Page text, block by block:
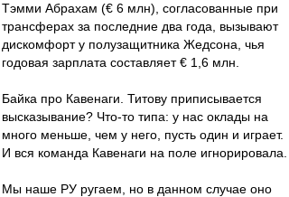
Тэмми Абрахам (€ 6 млн), согласованные при
трансферах за последние два года, вызывают
дискомфорт у полузащитника Жедсона, чья
годовая зарплата составляет € 1,6 млн.
Байка про Кавенаги. Титову приписывается
высказывание? Что-то типа: у нас оклады на
много меньше, чем у него, пусть один и играет.
И вся команда Кавенаги на поле игнорировала.
Мы наше РУ ругаем, но в данном случае оно